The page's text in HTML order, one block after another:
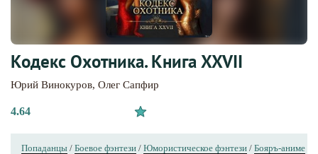
Кодекс Охотника. Книга XXVII
Юрий Винокуров, Олег Сапфир
4.64
Попаданцы / Боевое фэнтези / Юмористическое фэнтези / Бояръ-аниме